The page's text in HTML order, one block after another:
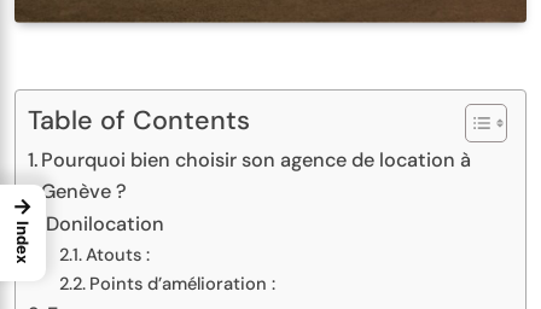
Table of Contents
Pourquoi bien choisir son agence de location à
Genève ?
Donilocation
Atouts :
Points d’amélioration :
→
Index